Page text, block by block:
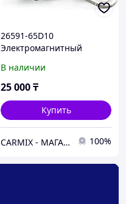
26591-65D10
Электромагнитный
SUZUKI GRAND VITARA
2005-2012
В наличии
25 000₸
Купить
СARMIX - МАГАЗИН АВТОЗАПЧАСТЕЙ В НУР-СУЛТАНЕ (АСТАНА) 100%